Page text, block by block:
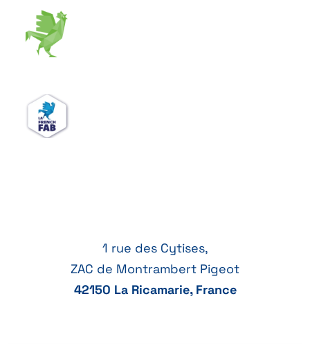
1 rue des Cytises,
ZAC de Montrambert Pigeot
42150 La Ricamarie, France